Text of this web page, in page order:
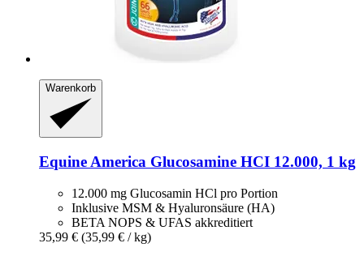
Warenkorb
Equine America Glucosamine HCI 12.000, 1 kg
12.000 mg Glucosamin HCl pro Portion
Inklusive MSM & Hyaluronsäure (HA)
BETA NOPS & UFAS akkreditiert
35,99 € (35,99 € / kg)